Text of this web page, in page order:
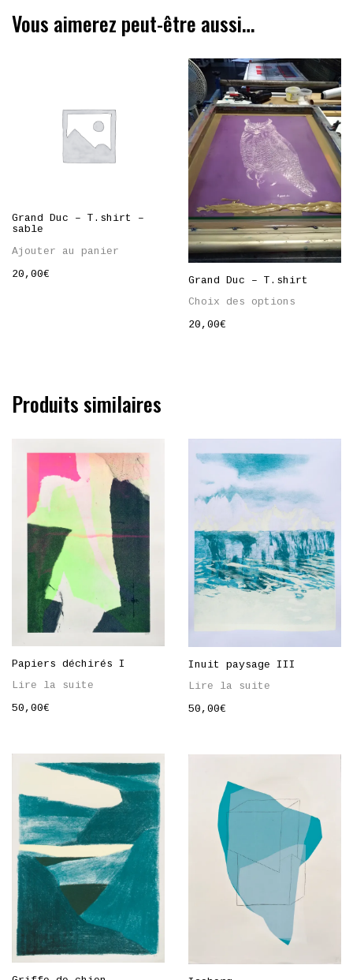
Vous aimerez peut-être aussi…
Grand Duc – T.shirt –
sable
Ajouter au panier
20,00€
Grand Duc – T.shirt
Choix des options
20,00€
Produits similaires
Papiers déchirés I
Lire la suite
50,00€
Inuit paysage III
Lire la suite
50,00€